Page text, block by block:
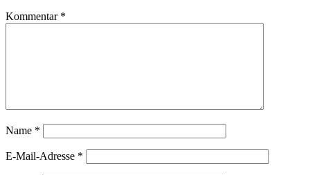
Kommentar *
Name *
E-Mail-Adresse *